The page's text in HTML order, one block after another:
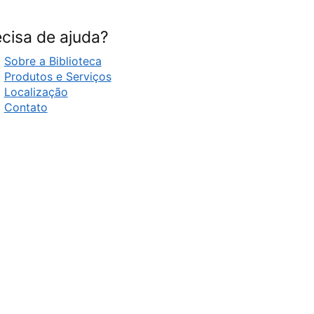
de ajuda?
Sobre a Biblioteca
Produtos e Serviços
Localização
Contato